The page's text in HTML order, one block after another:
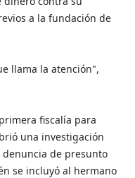
a la fundación de
llama la atención",
fiscalía para
una investigación
de presunto
se incluyó al hermano